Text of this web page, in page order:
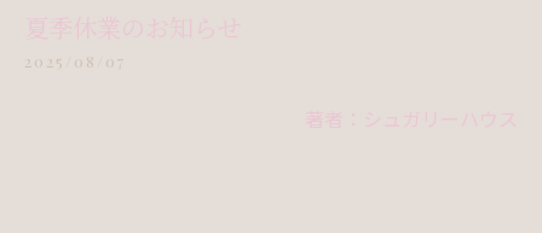
2025/08/07